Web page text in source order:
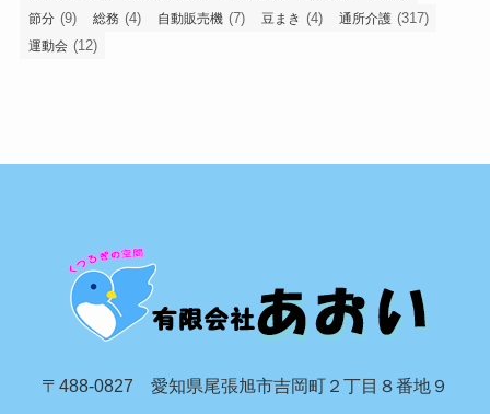
節分 (9) 総務 (4) 自動販売機 (7) 豆まき (4) 通所介護 (317)
運動会 (12)
〒488-0827 愛知県尾張旭市吉岡町２丁目８番地９